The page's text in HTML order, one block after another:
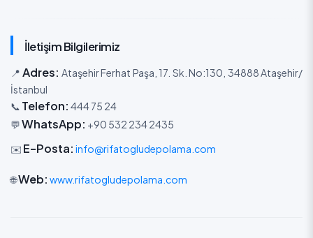
İletişim Bilgilerimiz
📍 Adres: Ataşehir Ferhat Paşa, 17. Sk. No:130, 34888 Ataşehir/
İstanbul
📞 Telefon: 444 75 24
💬WhatsApp: +90 532 234 2435
✉️ E-Posta: info@rifatogludepolama.com
🌐Web: www.rifatogludepolama.com